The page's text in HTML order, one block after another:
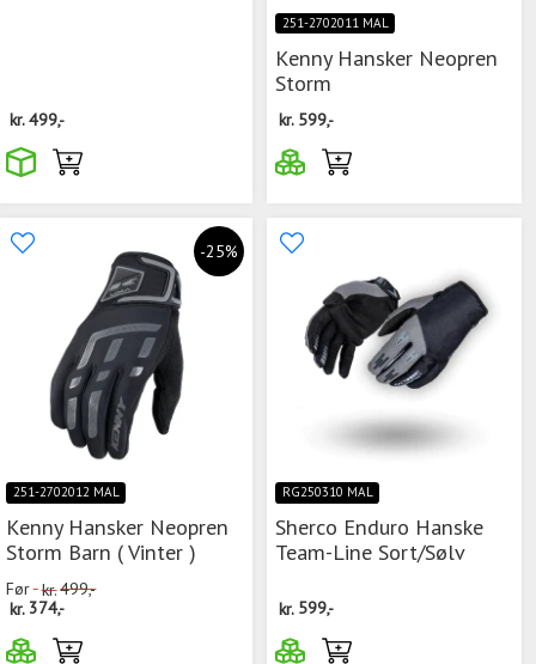
kr.499,-
251-2702011 MAL
Kenny Hansker Neopren
Storm
kr. 599,-
-25%
251-2702012 MAL
Kenny Hansker Neopren
Storm Barn ( Vinter )
Før kr.499,-
kr. 374,-
RG250310 MAL
Sherco Enduro Hanske
Team-Line Sort/Sølv
kr. 599,-